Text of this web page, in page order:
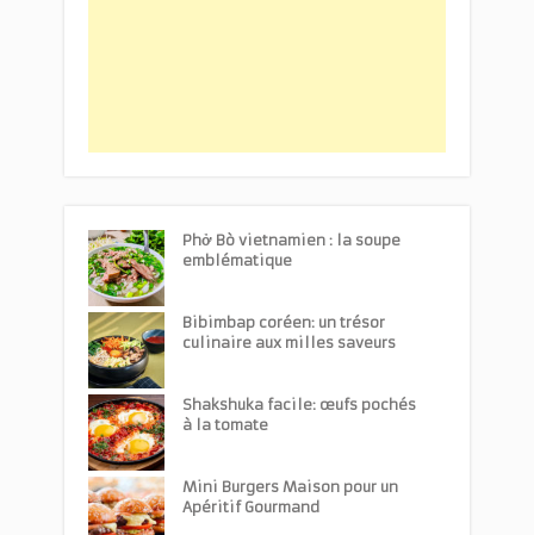
Phở Bò vietnamien : la soupe
emblématique
Bibimbap coréen: un trésor
culinaire aux milles saveurs
Shakshuka facile: œufs pochés
à la tomate
Mini Burgers Maison pour un
Apéritif Gourmand